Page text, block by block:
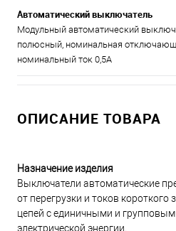
Автоматический выключатель
Модульный автоматический
полюсный, номинальная
номинальный ток 0,5А
ОПИСАНИЕ ТОВАРА
Назначение изделия
Выключатели автоматические
от перегрузки и токов
цепей с единичными и
электрической энергии.